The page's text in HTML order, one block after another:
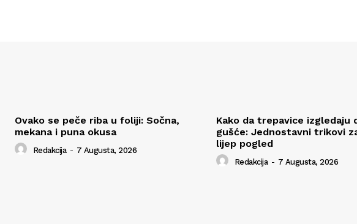
Ovako se peče riba u foliji: Sočna,
mekana i puna okusa
Redakcija - 7 Augusta, 2026
Kako da trepavice izgledaju
gušće: Jednostavni trikovi
lijep pogled
Redakcija - 7 Augusta, 2026